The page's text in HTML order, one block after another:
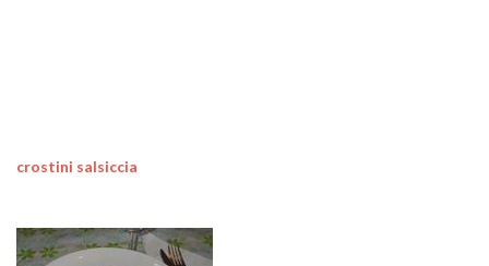
crostini salsiccia